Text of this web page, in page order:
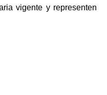
vigente y representen